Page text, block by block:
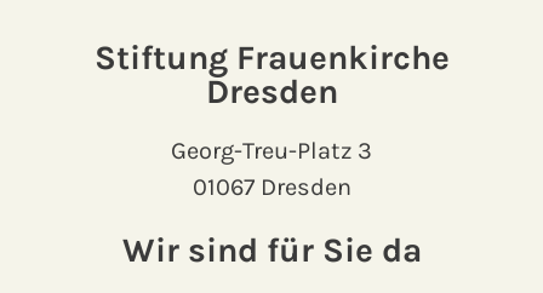
Stiftung Frauenkirche
Dresden
Georg-Treu-Platz 3
01067 Dresden
Wir sind für Sie da